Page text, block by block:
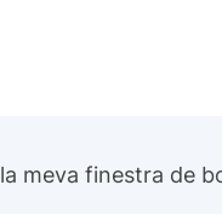
meva finestra de